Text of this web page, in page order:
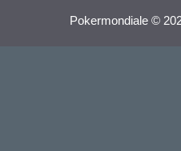
Pokermondiale ©